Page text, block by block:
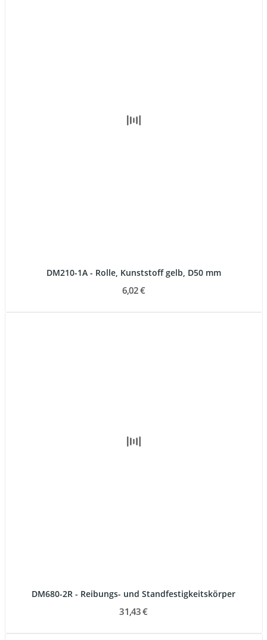
DM210-1A - Rolle, Kunststoff gelb, D50 mm
6,02 €
DM680-2R - Reibungs- und Standfestigkeitskörper
31,43 €